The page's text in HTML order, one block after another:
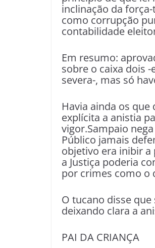
inclinação da
como corrupção
contabilidade
Em resumo:
sobre o caixa dois
severa-, mas só
Havia ainda os
explícita a anistia
vigor.Sampaio
Público jamais
objetivo era inibir a
a Justiça poderia
por crimes como o
O tucano disse
deixando clara a
PAI DA CRIANÇA